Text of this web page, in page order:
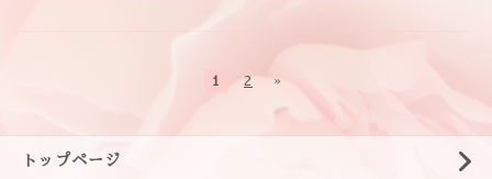
1 2 »
トップページ